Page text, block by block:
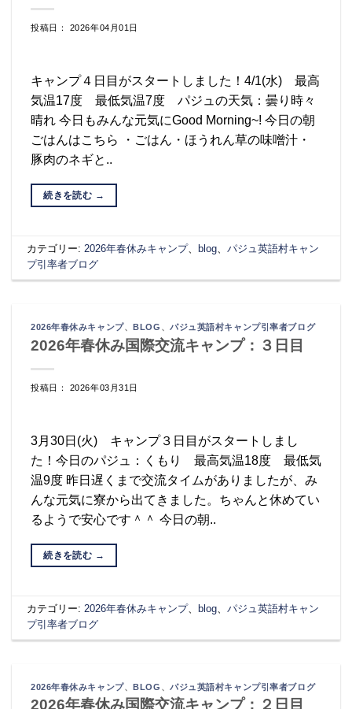
投稿日： 2026年04月01日
キャンプ４日目がスタートしました！4/1(水) 最高
気温17度 最低気温7度 パジュの天気：曇り時々
晴れ 今日もみんな元気にGood Morning~! 今日の朝
ごはんはこちら ・ごはん・ほうれん草の味噌汁・
豚肉のネギと..
続きを読む →
カテゴリー:2026年春休みキャンプ、 blog、パジュ英語村キャン
プ引率者ブログ
2026年春休みキャンプ、BLOG 、パジュ英語村キャンプ引率者ブログ
2026年春休み国際交流キャンプ：３日目
投稿日： 2026年03月31日
3月30日(火) キャンプ３日目がスタートしまし
た！今日のパジュ：くもり 最高気温18度 最低気
温9度 昨日遅くまで交流タイムがありましたが、み
んな元気に寮から出てきました。ちゃんと休めてい
るようで安心です＾＾ 今日の朝..
続きを読む →
カテゴリー: 2026年春休みキャンプ、 blog 、パジュ英語村キャン
プ引率者ブログ
2026年春休みキャンプ、BLOG 、パジュ英語村キャンプ引率者ブログ
2026年春休み国際交流キャンプ：２日目